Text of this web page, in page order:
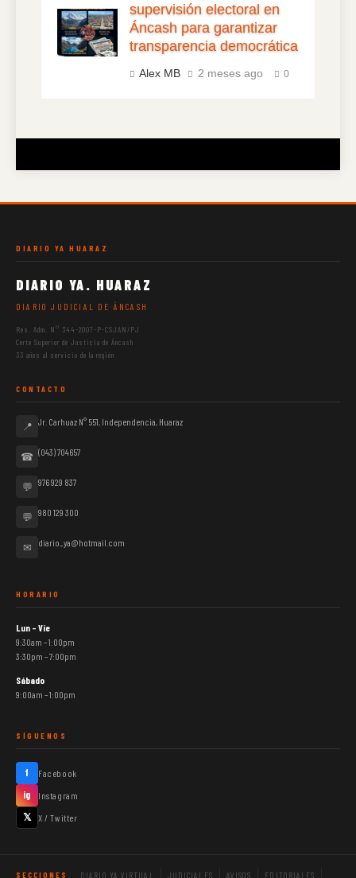
supervisión electoral en
Áncash para garantizar
transparencia democrática
Alex MB 2 meses ago 0
DIARIO YA HUARAZ
DIARIO YA. HUARAZ
DIARIO JUDICIAL DE ÁNCASH
Res. Adm. N° 344-2007-P-CSJAN/PJ
Corte Superior de Justicia de Áncash
33 años al servicio de la región
CONTACTO
📍 Jr. Carhuaz N° 551, Independencia, Huaraz
☎ (043) 704657
💬 976 929 837
💬 980 129 300
✉ diario_ya@hotmail.com
HORARIO
Lun – Vie
9:30am – 1:00pm
3:30pm – 7:00pm
Sábado
9:00am – 1:00pm
SÍGUENOS
f Facebook
ig Instagram
𝕏 X / Twitter
SECCIONES DIARIO YA VIRTUAL JUDICIALES AVISOS EDITORIALES